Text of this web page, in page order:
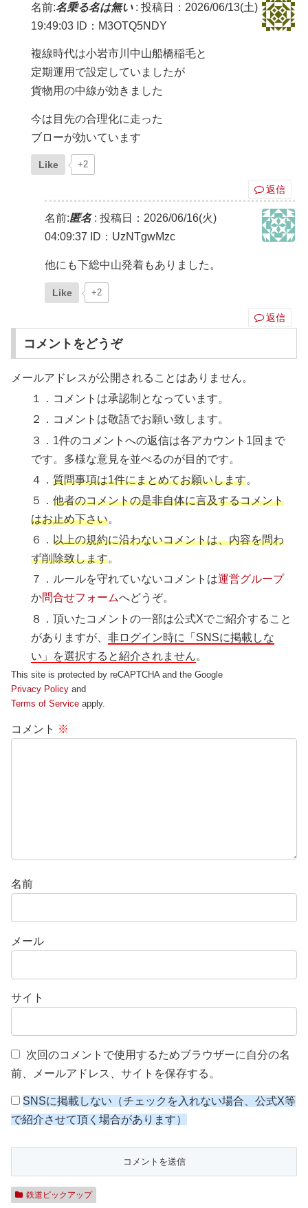
名前:名乗る名は無い: 投稿日：2026/06/13(土)
19:49:03 ID：M3OTQ5NDY
複線時代は小岩市川中山船橋稲毛と
定期運用で設定していましたが
貨物用の中線が効きました
今は目先の合理化に走った
ブローが効いています
Like +2
返信
名前:匿名: 投稿日：2026/06/16(火)
04:09:37
ID：UzNTgwMzc
他にも下総中山発着もありました。
Like +2
返信
コメントをどうぞ
メールアドレスが公開されることはありません。
１．コメントは承認制となっています。
２．コメントは敬語でお願い致します。
３．1件のコメントへの返信は各アカウント1回まで
です。多様な意見を並べるのが目的です。
４．質問事項は1件にまとめてお願いします。
５．他者のコメントの是非自体に言及するコメント
はお止め下さい。
６．以上の規約に沿わないコメントは、内容を問わ
ず削除致します。
７．ルールを守れていないコメントは運営グループ
か問合せフォームへどうぞ。
８．頂いたコメントの一部は公式Xでご紹介すること
がありますが、非ログイン時に「SNSに掲載しな
い」を選択すると紹介されません。
This site is protected by reCAPTCHA and the Google
Privacy Policy and
Terms of Service apply.
コメント ※
名前
メール
サイト
次回のコメントで使用するためブラウザーに自分の名
前、メールアドレス、サイトを保存する。
SNSに掲載しない（チェックを入れない場合、公式X等
で紹介させて頂く場合があります）
鉄道ピックアップ